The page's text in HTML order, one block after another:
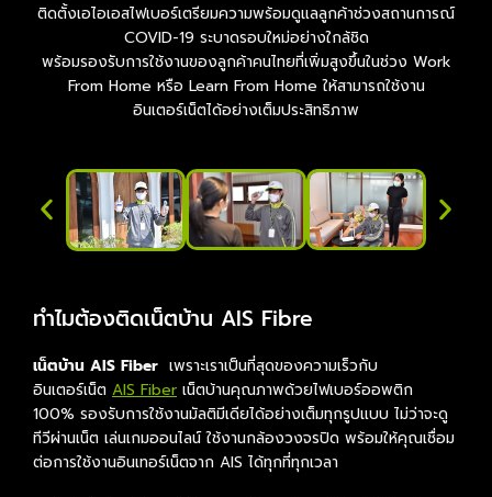
ติดตั้งเอไอเอสไฟเบอร์เตรียมความพร้อมดูแลลูกค้าช่วงสถานการณ์
COVID-19 ระบาดรอบใหม่อย่างใกล้ชิด
พร้อมรองรับการใช้งานของลูกค้าคนไทยที่เพิ่มสูงขึ้นในช่วง Work
From Home หรือ Learn From Home ให้สามารถใช้งาน
อินเตอร์เน็ตได้อย่างเต็มประสิทธิภาพ
ทำไมต้องติดเน็ตบ้าน AIS Fibre
เน็ตบ้าน AIS Fiber เพราะเราเป็นที่สุดของความเร็วกับ
อินเตอร์เน็ต AIS Fiber เน็ตบ้านคุณภาพด้วยไฟเบอร์ออพติก
100% รองรับการใช้งานมัลติมีเดียได้อย่างเต็มทุกรูปแบบ ไม่ว่าจะดู
ทีวีผ่านเน็ต เล่นเกมออนไลน์ ใช้งานกล้องวงจรปิด พร้อมให้คุณเชื่อม
ต่อการใช้งานอินเทอร์เน็ตจาก AIS ได้ทุกที่ทุกเวลา